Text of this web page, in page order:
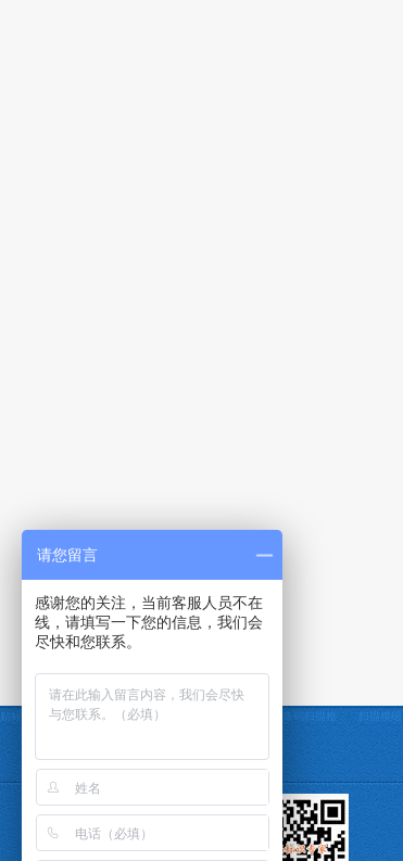
贴标机 定制贴标机 条码打印机 条码扫描枪 扫描模组
请您留言
感谢您的关注，当前客服人员不在
线，请填写一下您的信息，我们会
尽快和您联系。